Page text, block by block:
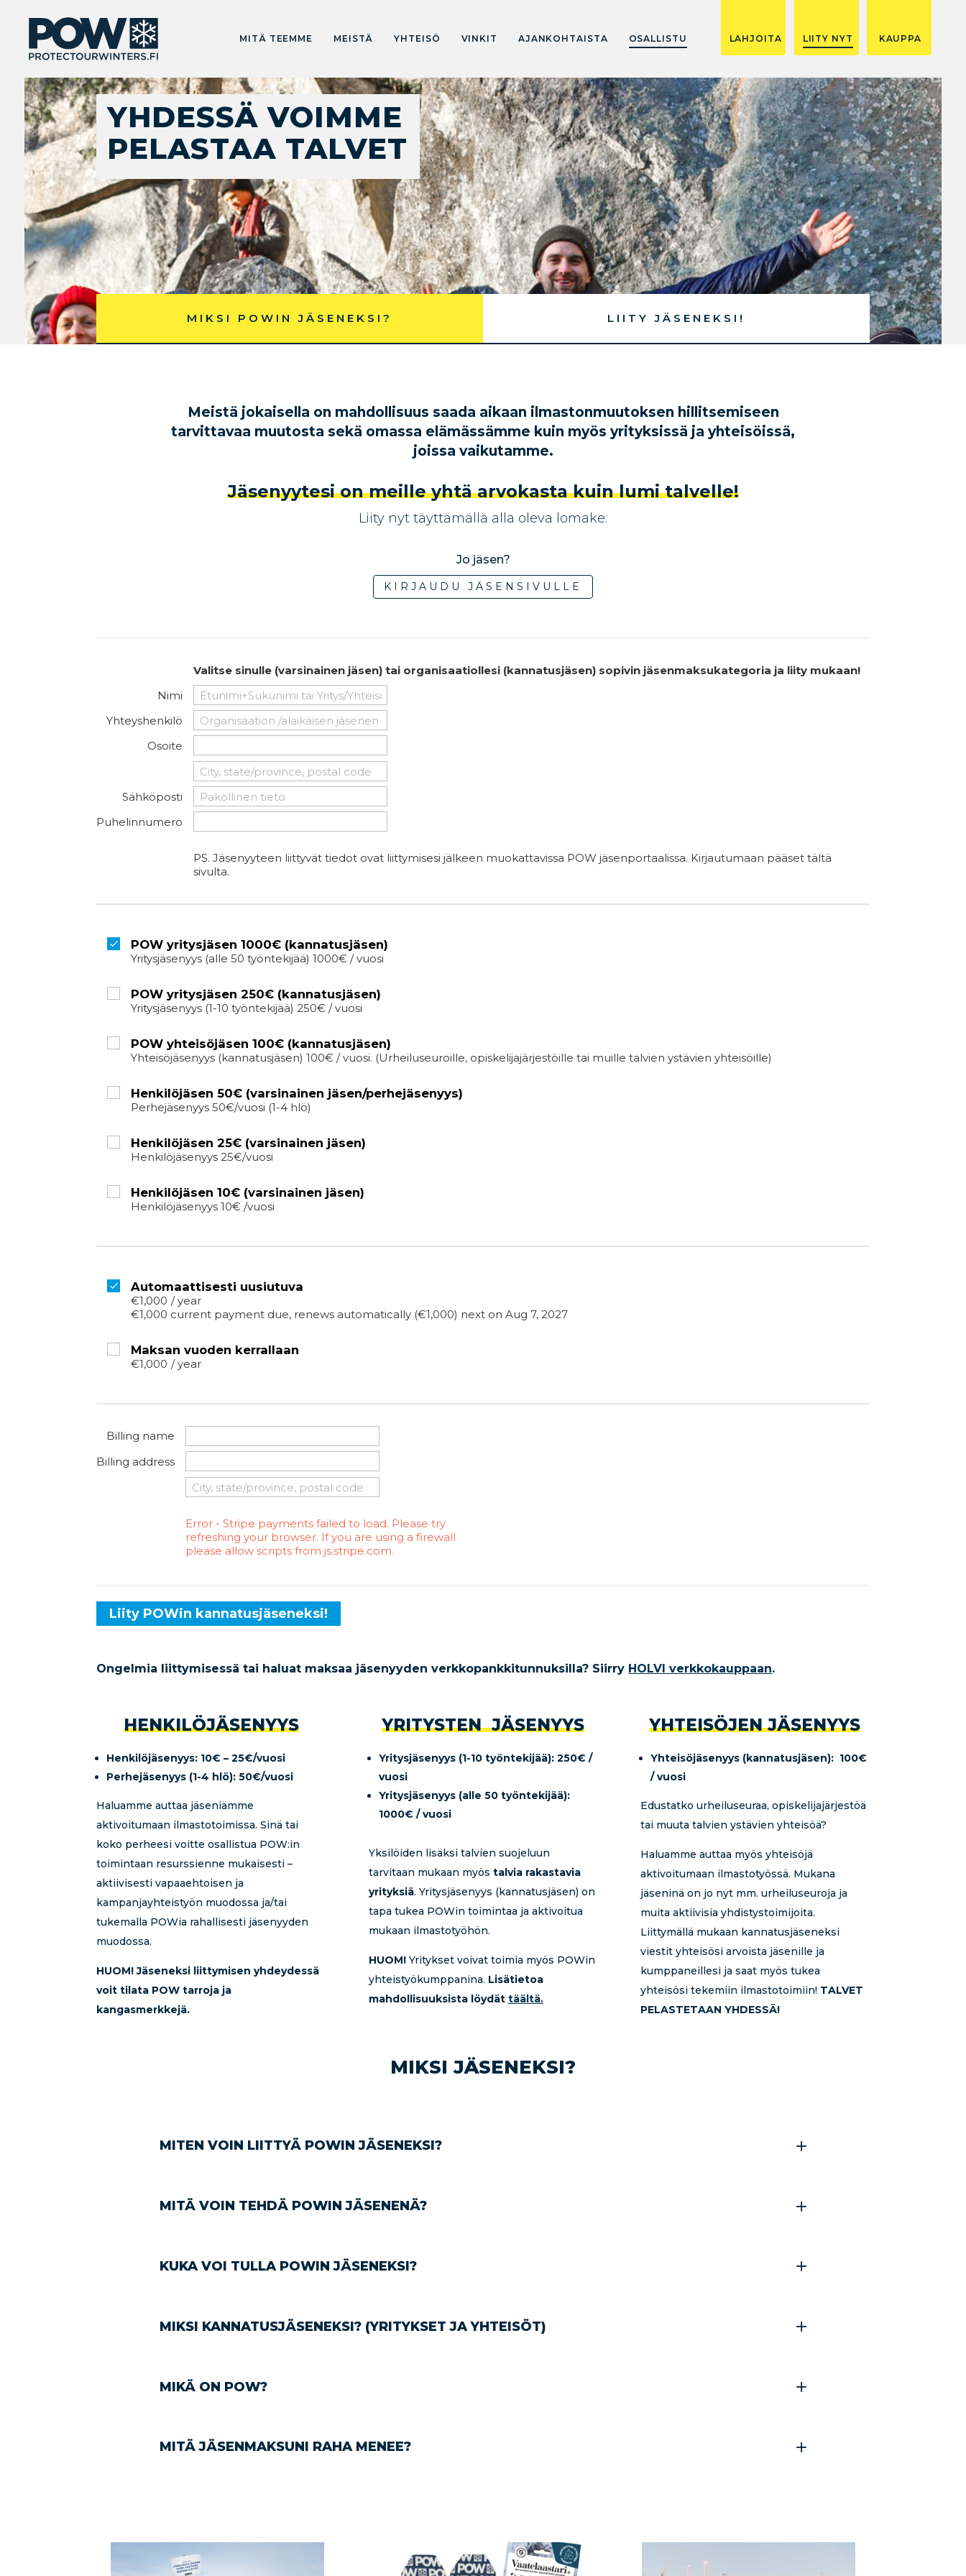
MITÄ TEEMME MEISTÄ YHTEISÖ VINKIT AJANKOHTAISTA OSALLISTU LAHJOITA LIITY NYT KAUPPA
YHDESSÄ VOIMME
PELASTAA TALVET
MIKSI POWIN JÄSENEKSI? LIITY JÄSENEKSI!
Meistä jokaisella on mahdollisuus saada aikaan ilmastonmuutoksen hillitsemiseen
tarvittavaa muutosta sekä omassa elämässämme kuin myös yrityksissä ja yhteisöissä,
joissa vaikutamme.
Jäsenyytesi on meille yhtä arvokasta kuin lumi talvelle!
Liity nyt täyttämällä alla oleva lomake:
Jo jäsen?
KIRJAUDU JÄSENSIVULLE
Valitse sinulle (varsinainen jäsen) tai organisaatiollesi (kannatusjäsen) sopivin jäsenmaksukategoria ja liity mukaan!
Nimi
Yhteyshenkilö
Osoite
Sähköposti
Puhelinnumero
PS. Jäsenyyteen liittyvät tiedot ovat liittymisesi jälkeen muokattavissa POW jäsenportaalissa. Kirjautumaan pääset tältä
sivulta.
POW yritysjäsen 1000€ (kannatusjäsen)
Yritysjäsenyys (alle 50 työntekijää) 1000€ / vuosi
POW yritysjäsen 250€ (kannatusjäsen)
Yritysjäsenyys (1-10 työntekijää) 250€ / vuosi
POW yhteisöjäsen 100€ (kannatusjäsen)
Yhteisöjäsenyys (kannatusjäsen) 100€ / vuosi. (Urheiluseuroille, opiskelijajärjestöille tai muille talvien ystävien yhteisöille)
Henkilöjäsen 50€ (varsinainen jäsen/perhejäsenyys)
Perhejäsenyys 50€/vuosi (1-4 hlö)
Henkilöjäsen 25€ (varsinainen jäsen)
Henkilöjäsenyys 25€/vuosi
Henkilöjäsen 10€ (varsinainen jäsen)
Henkilöjäsenyys 10€ /vuosi
Automaattisesti uusiutuva
€1,000 / year
€1,000 current payment due, renews automatically (€1,000) next on Aug 7, 2027
Maksan vuoden kerrallaan
€1,000 / year
Billing name
Billing address
Error - Stripe payments failed to load. Please try
refreshing your browser. If you are using a firewall
please allow scripts from js.stripe.com.
Liity POWin kannatusjäseneksi!
Ongelmia liittymisessä tai haluat maksaa jäsenyyden verkkopankkitunnuksilla? Siirry HOLVI verkkokauppaan.
HENKILÖJÄSENYYS
Henkilöjäsenyys: 10€ – 25€/vuosi
Perhejäsenyys (1-4 hlö): 50€/vuosi
Haluamme auttaa jäseniämme
aktivoitumaan ilmastotoimissa. Sinä tai
koko perheesi voitte osallistua POW:in
toimintaan resurssienne mukaisesti –
aktiivisesti vapaaehtoisen ja
kampanjayhteistyön muodossa ja/tai
tukemalla POWia rahallisesti jäsenyyden
muodossa.
HUOM! Jäseneksi liittymisen yhdeydessä
voit tilata POW tarroja ja
kangasmerkkejä.
YRITYSTEN JÄSENYYS
Yritysjäsenyys (1-10 työntekijää): 250€ /
vuosi
Yritysjäsenyys (alle 50 työntekijää):
1000€ / vuosi
Yksilöiden lisäksi talvien suojeluun
tarvitaan mukaan myös talvia rakastavia
yrityksiä. Yritysjäsenyys (kannatusjäsen) on
tapa tukea POWin toimintaa ja aktivoitua
mukaan ilmastotyöhön.
HUOM!Yritykset voivat toimia myös POWin
yhteistyökumppanina. Lisätietoa
mahdollisuuksista löydät täältä.
YHTEISÖJEN JÄSENYYS
Yhteisöjäsenyys (kannatusjäsen): 100€
/ vuosi
Edustatko urheiluseuraa, opiskelijajärjestöä
tai muuta talvien ystävien yhteisöä?
Haluamme auttaa myös yhteisöjä
aktivoitumaan ilmastotyössä. Mukana
jäseninä on jo nyt mm. urheiluseuroja ja
muita aktiivisia yhdistystoimijoita.
Liittymällä mukaan kannatusjäseneksi
viestit yhteisösi arvoista jäsenille ja
kumppaneillesi ja saat myös tukea
yhteisösi tekemiin ilmastotoimiin! TALVET
PELASTETAAN YHDESSÄ!
MIKSI JÄSENEKSI?
MITEN VOIN LIITTYÄ POWIN JÄSENEKSI?
MITÄ VOIN TEHDÄ POWIN JÄSENENÄ?
KUKA VOI TULLA POWIN JÄSENEKSI?
MIKSI KANNATUSJÄSENEKSI? (YRITYKSET JA YHTEISÖT)
MIKÄ ON POW?
MITÄ JÄSENMAKSUNI RAHA MENEE?